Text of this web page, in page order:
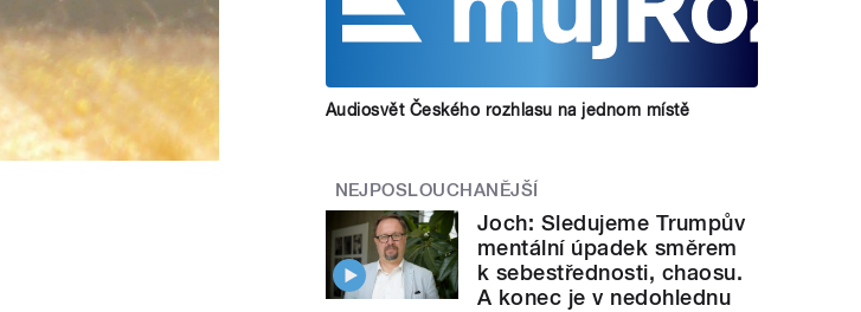
Audiosvět Českého rozhlasu na jednom místě
NEJPOSLOUCHANĚJŠÍ
Joch: Sledujeme Trumpův
mentální úpadek směrem
k sebestřednosti, chaosu.
A konec je v nedohlednu